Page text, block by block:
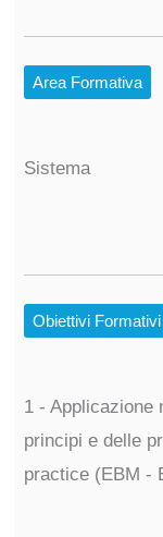
Area Formativa
Sistema
Obiettivi Formativi
1 - Applicazione
principi e delle
practice (EBM -